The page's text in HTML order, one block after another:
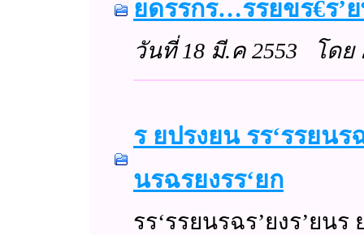
ยดรรกร…รรยขร€ร’
วันที่ 18 มี.ค 2553 โดย ยน
ร ยปรงยน รร‘รรย
นรฉรยงรร‘ยก
รร‘รรยนรฉร’ยงร’ย